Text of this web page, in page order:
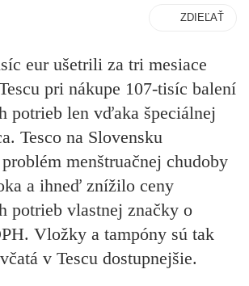
ZDIEĽAŤ
eur ušetrili za tri mesiace
pri nákupe 107-tisíc balení
potrieb len vďaka špeciálnej
Tesco na Slovensku
menštruačnej chudoby
a ihneď znížilo ceny
potrieb vlastnej značky o
Vložky a tampóny sú tak
v Tescu dostupnejšie.